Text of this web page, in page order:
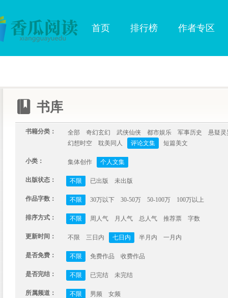
首页 排行榜 作者专区
书库
书籍分类： 全部 奇幻玄幻 武侠仙侠 都市娱乐 军事历史
悬疑灵
幻想时空
耽美同人 评论文集 短篇美文
小类： 集体创作 个人文集
出版状态： 不限 已出版 未出版
作品字数： 不限 30万以下 30-50万 50-100万 100万以上
排序方式： 不限 周人气 月人气 总人气 推荐票 字数
更新时间： 不限 三日内 七日内 半月内 一月内
是否免费： 不限 免费作品 收费作品
是否完结： 不限 已完结 未完结
所属频道： 不限 男频 女频